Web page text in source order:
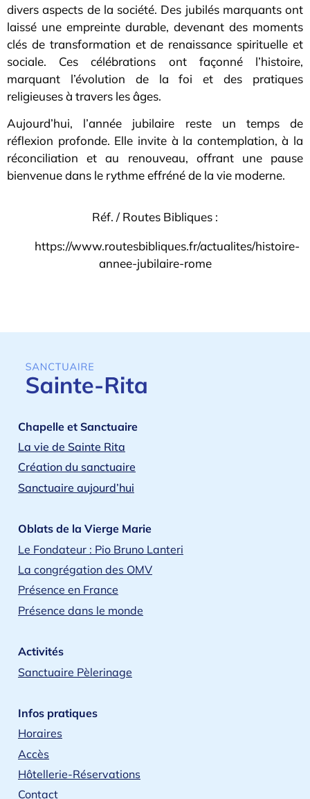
divers aspects de la société. Des jubilés marquants ont
laissé une empreinte durable, devenant des moments
clés de transformation et de renaissance spirituelle et
sociale. Ces célébrations ont façonné l’histoire,
marquant l’évolution de la foi et des pratiques
religieuses à travers les âges.
Aujourd’hui, l’année jubilaire reste un temps de
réflexion profonde. Elle invite à la contemplation, à la
réconciliation et au renouveau, offrant une pause
bienvenue dans le rythme effréné de la vie moderne.
Réf. / Routes Bibliques :
https://www.routesbibliques.fr/actualites/histoire-
annee-jubilaire-rome
Chapelle et Sanctuaire
La vie de Sainte Rita
Création du sanctuaire
Sanctuaire aujourd’hui
Oblats de la Vierge Marie
Le Fondateur : Pio Bruno Lanteri
La congrégation des OMV
Présence en France
Présence dans le monde
Activités
Sanctuaire Pèlerinage
Infos pratiques
Horaires
Accès
Hôtellerie-Réservations
Contact